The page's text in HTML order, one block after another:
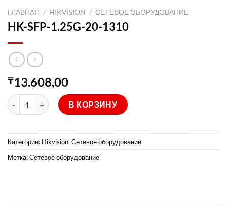
ГЛАВНАЯ / HIKVISION / СЕТЕВОЕ ОБОРУДОВАНИЕ
HK-SFP-1.25G-20-1310
₸13.608,00
Количество товара HK-SFP-1.25G-20-1310
В КОРЗИНУ
Категории: Hikvision, Сетевое оборудование
Метка:Сетевое оборудование